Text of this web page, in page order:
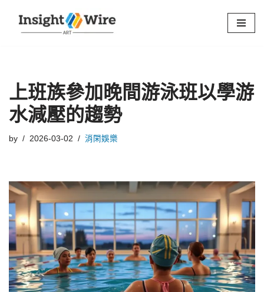
Skip
上班族參加晚間游泳班以學游
水減壓的趨勢
by 2026-03-02 消閑娛樂